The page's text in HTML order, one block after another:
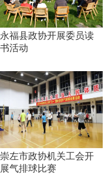
永福县政协开展委员读
书活动
崇左市政协机关工会开
展气排球比赛